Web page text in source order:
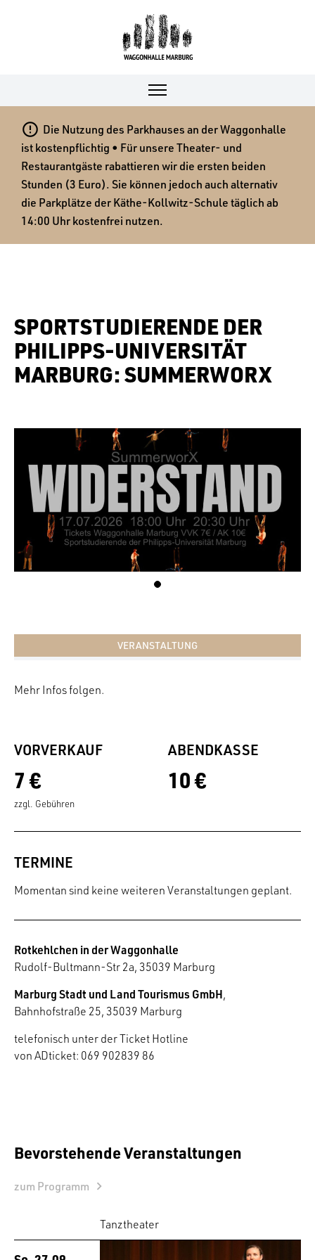
 Die Nutzung des Parkhauses an der Waggonhalle
ist kostenpflichtig • Für unsere Theater- und
Restaurantgäste rabattieren wir die ersten beiden
Stunden (3 Euro). Sie können jedoch auch alternativ
die Parkplätze der Käthe-Kollwitz-Schule täglich ab
14:00 Uhr kostenfrei nutzen.
SPORTSTUDIERENDE DER
PHILIPPS-UNIVERSITÄT
MARBURG: SUMMERWORX
VERANSTALTUNG
Mehr Infos folgen.
VORVERKAUF
7 €
zzgl. Gebühren
ABENDKASSE
10 €
TERMINE
Momentan sind keine weiteren Veranstaltungen geplant.
Rotkehlchen in der Waggonhalle
Rudolf-Bultmann-Str 2a, 35039 Marburg
Marburg Stadt und Land Tourismus GmbH,
Bahnhofstraße 25, 35039 Marburg
telefonisch unter der Ticket Hotline
von ADticket: 069 902839 86
Bevorstehende Veranstaltungen
zum Programm
Tanztheater